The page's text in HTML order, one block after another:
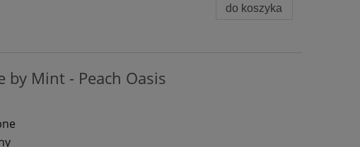
do koszyka
by Mint - Peach Oasis